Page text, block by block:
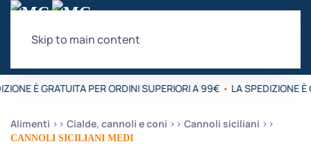
Skip to main content
È GRATUITA PER ORDINI SUPERIORI A 99€ • LA SPEDIZIONE È
Alimenti Cialde, cannoli e coni Cannoli siciliani
CANNOLI SICILIANI MEDI